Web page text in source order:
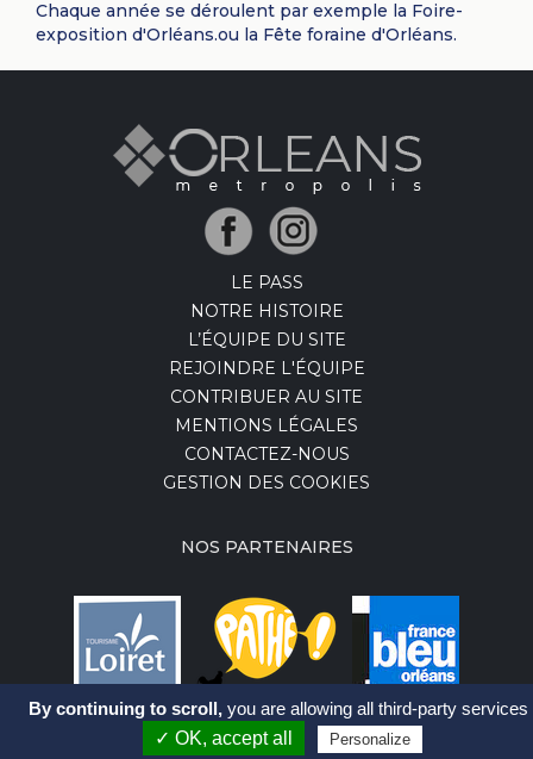
Chaque année se déroulent par exemple la Foire-
exposition d'Orléans.ou la Fête foraine d'Orléans.
LE PASS
NOTRE HISTOIRE
L’ÉQUIPE DU SITE
REJOINDRE L'ÉQUIPE
CONTRIBUER AU SITE
MENTIONS LÉGALES
CONTACTEZ-NOUS
GESTION DES COOKIES
NOS PARTENAIRES
By continuing to scroll, you are allowing all third-party services
✓ OK, accept all
Personalize